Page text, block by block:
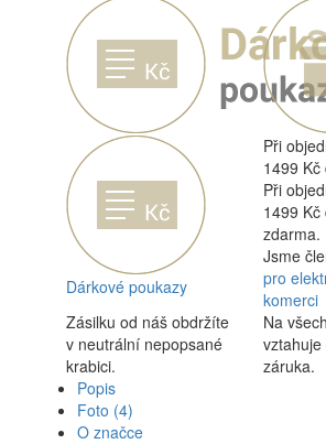
Dárkové poukazy
Při
1499
Při
1499 Kč
zdarma.
Jsme
pro
komerci
Zásilku od náš obdržíte
v neutrální nepopsané
krabici.
Na
vztahuje
záruka.
Popis
Foto (4)
O značce